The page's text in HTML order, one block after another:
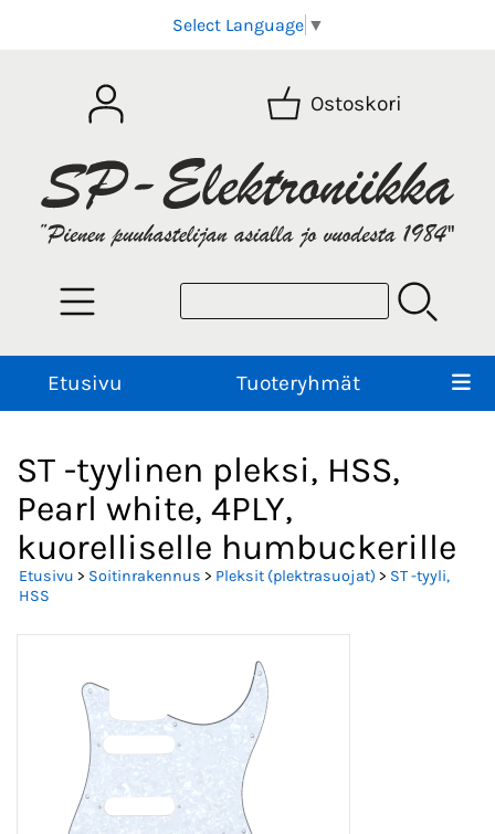
Select Language ▼
Ostoskori
Etusivu Tuoteryhmät
ST -tyylinen pleksi, HSS,
Pearl white, 4PLY,
kuorelliselle humbuckerille
Etusivu > Soitinrakennus > Pleksit (plektrasuojat) > ST -tyyli,
HSS